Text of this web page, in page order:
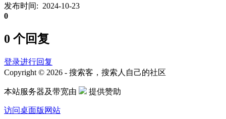
发布时间: 2024-10-23
0
0 个回复
登录进行回复
Copyright © 2026 - 搜索客，搜索人自己的社区
本站服务器及带宽由 提供赞助
访问桌面版网站